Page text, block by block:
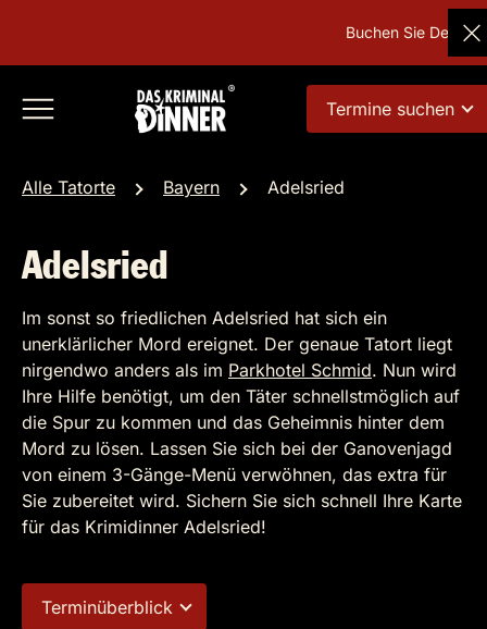
Buchen Sie
Termine suchen
Alle Tatorte Bayern Adelsried
Adelsried
Im sonst so friedlichen Adelsried hat sich ein
unerklärlicher Mord ereignet. Der genaue Tatort liegt
nirgendwo anders als im Parkhotel Schmid. Nun wird
Ihre Hilfe benötigt, um den Täter schnellstmöglich auf
die Spur zu kommen und das Geheimnis hinter dem
Mord zu lösen. Lassen Sie sich bei der Ganovenjagd
von einem 3-Gänge-Menü verwöhnen, das extra für
Sie zubereitet wird. Sichern Sie sich schnell Ihre Karte
für das Krimidinner Adelsried!
Terminüberblick